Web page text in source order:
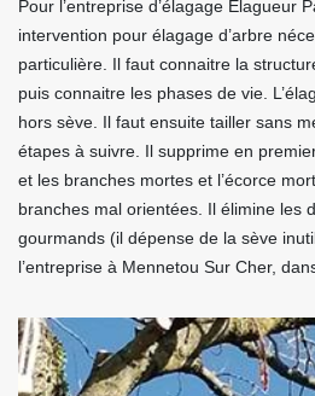
Pour l’entreprise d’élagage Elagueur
intervention pour élagage d’arbre
particulière. Il faut connaitre la
puis connaitre les phases de vie.
hors sève. Il faut ensuite tailler sans
étapes à suivre. Il supprime en
et les branches mortes et l’écorce
branches mal orientées. Il élimine les
gourmands (il dépense de la sève
l’entreprise à Mennetou Sur Cher,